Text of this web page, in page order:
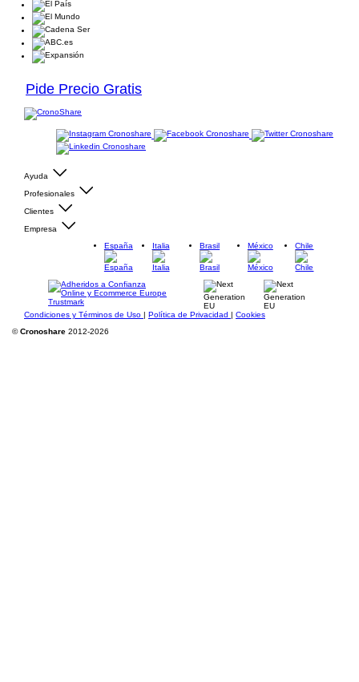
Pide Precio Gratis
Ayuda
Profesionales
Clientes
Empresa
España
Italia Brasil México Chile
Condiciones y Términos de Uso | Política de Privacidad | Cookies
©Cronoshare 2012-2026